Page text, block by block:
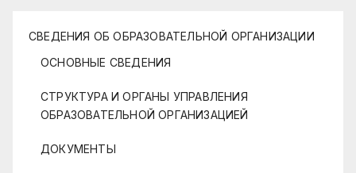
СВЕДЕНИЯ ОБ ОБРАЗОВАТЕЛЬНОЙ ОРГАНИЗАЦИИ
ОСНОВНЫЕ СВЕДЕНИЯ
СТРУКТУРА И ОРГАНЫ УПРАВЛЕНИЯ
ОБРАЗОВАТЕЛЬНОЙ ОРГАНИЗАЦИЕЙ
ДОКУМЕНТЫ